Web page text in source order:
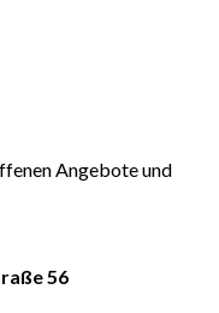
Angebote und
56